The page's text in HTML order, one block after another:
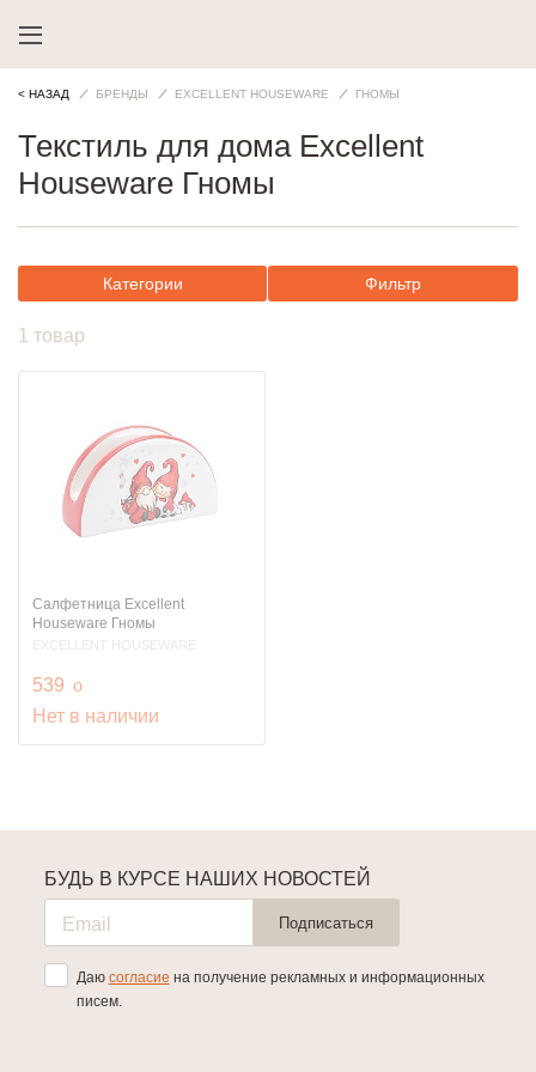
< НАЗАД БРЕНДЫ EXCELLENT HOUSEWARE ГНОМЫ
Текстиль для дома Excellent
Houseware Гномы
Категории Фильтр
1 товар
Салфетница Excellent
Houseware Гномы
EXCELLENT HOUSEWARE
539 руб.
o
Нет в наличии
БУДЬ В КУРСЕ НАШИХ НОВОСТЕЙ
Подписаться
Даю согласие на получение рекламных и информационных
писем.